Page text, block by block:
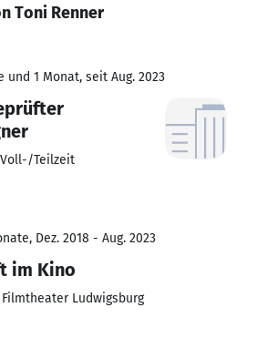
Toni Renner
und 1 Monat, seit Aug. 2023
Teilzeit
Dez. 2018 - Aug. 2023
im Kino
Ludwigsburg